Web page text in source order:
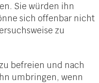
Sie würden ihn
sich offenbar nicht
zu
befreien und nach
umbringen, wenn